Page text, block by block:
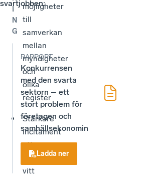
svartjobben:
möjligheter
till
samverkan
mellan
myndigheter
och
olika
register
Starkare
incitament
att
arbeta
vitt
N
G
RAPPORT
Konkurrensen
med den svarta
sektorn – ett
stort problem för
företagen och
samhällsekonomin
Ladda ner